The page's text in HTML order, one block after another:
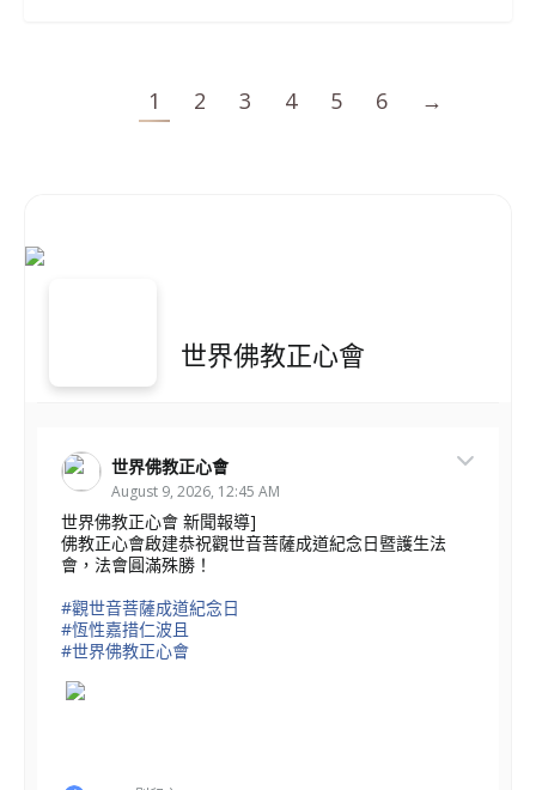
1 2 3 4 5 6 →
世界佛教正心會
世界佛教正心會
August 9, 2026, 12:45 AM
世界佛教正心會 新聞報導]
佛教正心會啟建恭祝觀世音菩薩成道紀念日暨護生法
會，法會圓滿殊勝！
#觀世音菩薩成道紀念日
#恆性嘉措仁波且
#世界佛教正心會